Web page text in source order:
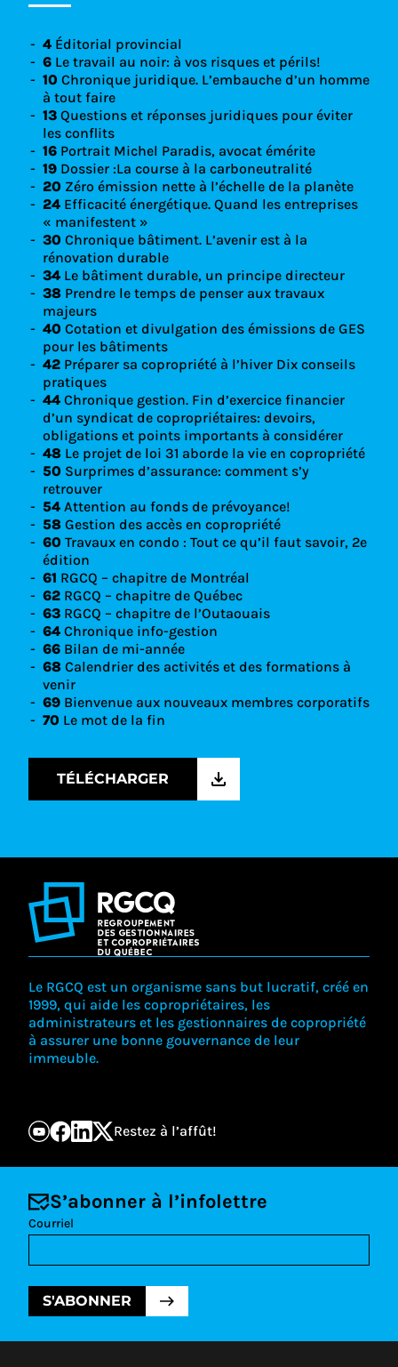
4 Éditorial provincial
6 Le travail au noir: à vos risques et périls!
10 Chronique juridique. L’embauche d’un homme
à tout faire
13 Questions et réponses juridiques pour éviter
les conflits
16 Portrait Michel Paradis, avocat émérite
19 Dossier :La course à la carboneutralité
20 Zéro émission nette à l’échelle de la planète
24 Efficacité énergétique. Quand les entreprises
« manifestent »
30 Chronique bâtiment. L’avenir est à la
rénovation durable
34 Le bâtiment durable, un principe directeur
38 Prendre le temps de penser aux travaux
majeurs
40 Cotation et divulgation des émissions de GES
pour les bâtiments
42 Préparer sa copropriété à l’hiver Dix conseils
pratiques
44 Chronique gestion. Fin d’exercice financier
d’un syndicat de copropriétaires: devoirs,
obligations et points importants à considérer
48 Le projet de loi 31 aborde la vie en copropriété
50 Surprimes d’assurance: comment s’y
retrouver
54 Attention au fonds de prévoyance!
58 Gestion des accès en copropriété
60 Travaux en condo : Tout ce qu’il faut savoir, 2e
édition
61 RGCQ – chapitre de Montréal
62 RGCQ – chapitre de Québec
63 RGCQ – chapitre de l’Outaouais
64 Chronique info-gestion
66 Bilan de mi-année
68 Calendrier des activités et des formations à
venir
69 Bienvenue aux nouveaux membres corporatifs
70 Le mot de la fin
TÉLÉCHARGER
Le RGCQ est un organisme sans but lucratif, créé en
1999, qui aide les copropriétaires, les
administrateurs et les gestionnaires de copropriété
à assurer une bonne gouvernance de leur
immeuble.
Restez à l’affût!
S’abonner à l’infolettre
Courriel
S'ABONNER